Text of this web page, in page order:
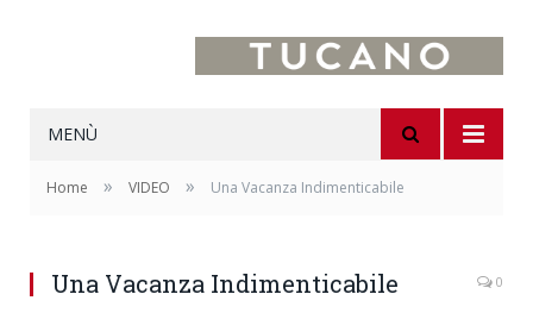
MENÙ
Home » VIDEO » Una Vacanza Indimenticabile
Una Vacanza Indimenticabile 0